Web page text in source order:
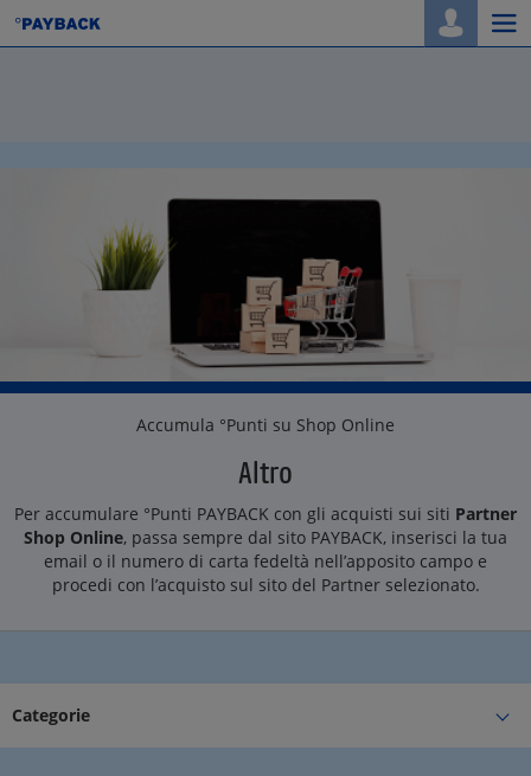
Accumula °Punti su Shop Online
Altro
Per accumulare °Punti PAYBACK con gli acquisti sui siti Partner
Shop Online, passa sempre dal sito PAYBACK, inserisci la tua
email o il numero di carta fedeltà nell’apposito campo e
procedi con l’acquisto sul sito del Partner selezionato.
Categorie